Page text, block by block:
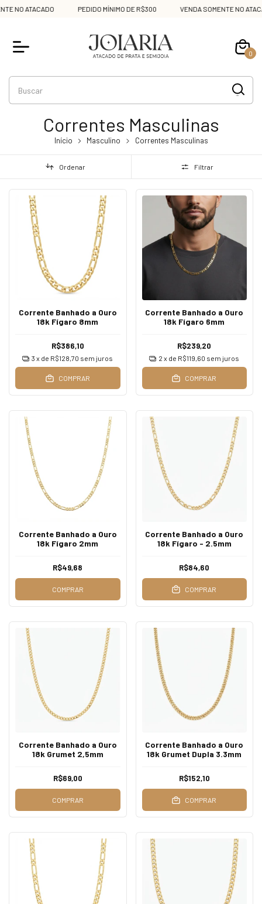
PEDIDO MÍNIMO DE R$300 VENDA SOMENTE NO ATACADO
0
Correntes Masculinas
Início Masculino Correntes Masculinas
Ordenar Filtrar
Corrente Banhado a Ouro
18k Fígaro 8mm
R$386,10
3 x de R$128,70 sem juros
COMPRAR
Corrente Banhado a Ouro
18k Fígaro 6mm
R$239,20
2 x de R$119,60 sem juros
COMPRAR
Corrente Banhado a Ouro
18k Fígaro 2mm
R$49,68
COMPRAR
Corrente Banhado a Ouro
18k Fígaro - 2.5mm
R$84,60
COMPRAR
Corrente Banhado a Ouro
18k Grumet 2,5mm
R$69,00
COMPRAR
Corrente Banhado a Ouro
18k Grumet Dupla 3.3mm
R$152,10
COMPRAR